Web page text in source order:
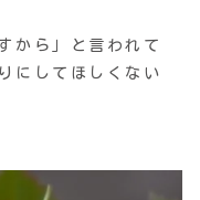
から」と言われて
にしてほしくない